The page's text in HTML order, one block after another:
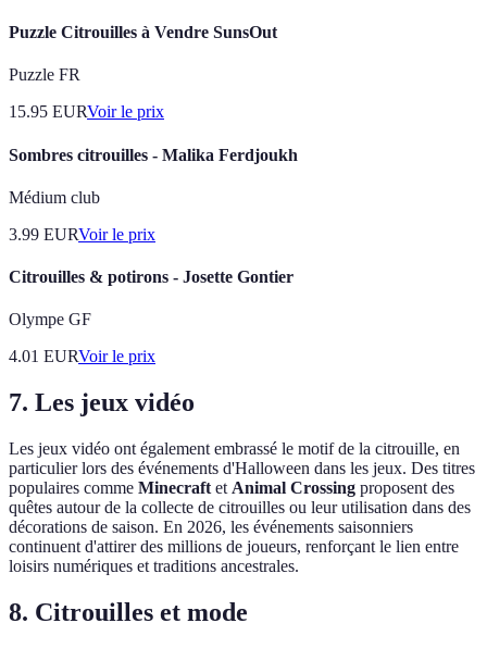
Puzzle Citrouilles à Vendre SunsOut
Puzzle FR
15.95 EURVoir le prix
Sombres citrouilles - Malika Ferdjoukh
Médium club
3.99 EURVoir le prix
Citrouilles & potirons - Josette Gontier
Olympe GF
4.01 EURVoir le prix
7. Les jeux vidéo
Les jeux vidéo ont également embrassé le motif de la citrouille, en
particulier lors des événements d'Halloween dans les jeux. Des titres
populaires comme Minecraft et Animal Crossing proposent des
quêtes autour de la collecte de citrouilles ou leur utilisation dans des
décorations de saison. En 2026, les événements saisonniers
continuent d'attirer des millions de joueurs, renforçant le lien entre
loisirs numériques et traditions ancestrales.
8. Citrouilles et mode